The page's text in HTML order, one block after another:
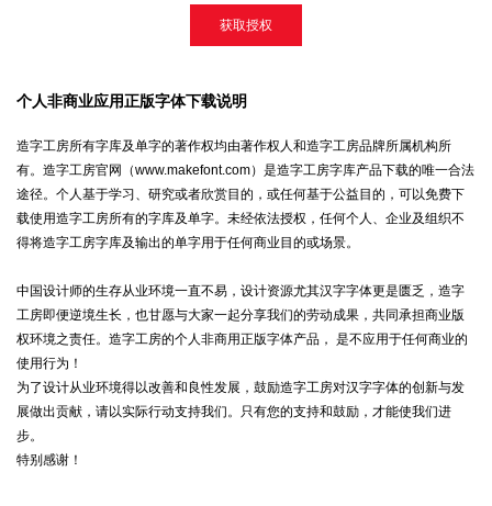
获取授权
个人非商业应用正版字体下载说明
造字工房所有字库及单字的著作权均由著作权人和造字工房品牌所属机构所
有。造字工房官网（www.makefont.com）是造字工房字库产品下载的唯一合法
途径。个人基于学习、研究或者欣赏目的，或任何基于公益目的，可以免费下
载使用造字工房所有的字库及单字。未经依法授权，任何个人、企业及组织不
得将造字工房字库及输出的单字用于任何商业目的或场景。
中国设计师的生存从业环境一直不易，设计资源尤其汉字字体更是匮乏，造字
工房即便逆境生长，也甘愿与大家一起分享我们的劳动成果，共同承担商业版
权环境之责任。造字工房的个人非商用正版字体产品， 是不应用于任何商业的
使用行为！
为了设计从业环境得以改善和良性发展，鼓励造字工房对汉字字体的创新与发
展做出贡献，请以实际行动支持我们。只有您的支持和鼓励，才能使我们进
步。
特别感谢！